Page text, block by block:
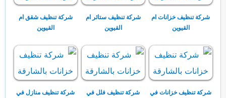
شركة تنظيف خزانات ام
القيوين
شركة تنظيف ستائر ام
القيوين
شركة تنظيف شقق ام
القيوين
شركة تنظيف خزانات في
شركة تنظيف فلل في
شركة تنظيف منازل في